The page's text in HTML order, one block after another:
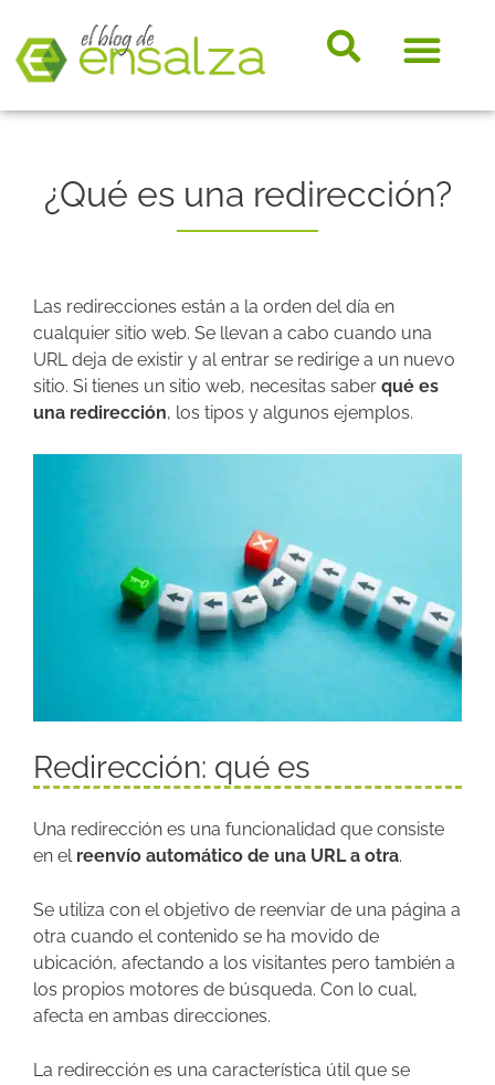
¿Qué es una redirección?
Las redirecciones están a la orden del día en
cualquier sitio web. Se llevan a cabo cuando una
URL deja de existir y al entrar se redirige a un nuevo
sitio. Si tienes un sitio web, necesitas saber qué es
una redirección, los tipos y algunos ejemplos.
Redirección: qué es
Una redirección es una funcionalidad que consiste
en el reenvío automático de una URL a otra.
​​Se utiliza con el objetivo de reenviar de una página a
otra cuando el contenido se ha movido de
ubicación, afectando a los visitantes pero también a
los propios motores de búsqueda. Con lo cual,
afecta en ambas direcciones.
La redirección es una característica útil que se